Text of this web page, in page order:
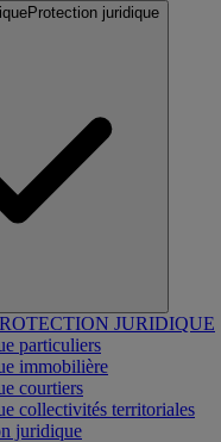
Protection juridique
JURIDIQUE
particuliers
immobilière
courtiers
collectivités territoriales
juridique